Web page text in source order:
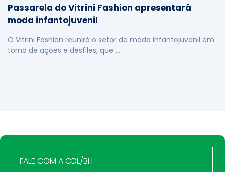
Passarela do Vitrini Fashion apresentará
moda infantojuvenil
O Vitrini Fashion reunirá o setor de moda infantojuvenil em
torno de ações e desfiles, que …
FALE COM A CDL/BH